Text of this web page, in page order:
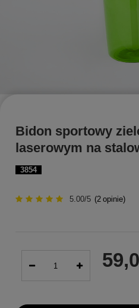
3854
Bidon sportowy
laserowym na
5.00/5 (2 opinie)